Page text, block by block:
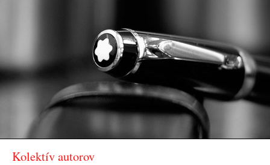
Kolektív autorov